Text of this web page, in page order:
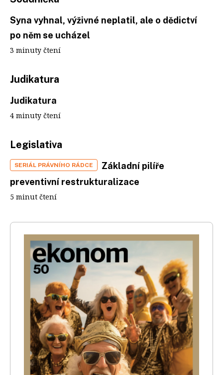
Syna vyhnal, výživné neplatil, ale o dědictví
po něm se ucházel
3 minuty čtení
Judikatura
Judikatura
4 minuty čtení
Legislativa
SERIÁL PRÁVNÍHO RÁDCE
Základní pilíře
preventivní restrukturalizace
5 minut čtení